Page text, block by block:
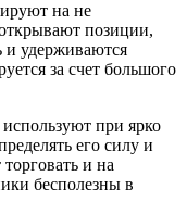
на не
позиции,
и удерживаются
за счет большого
при ярко
его силу и
и на
бесполезны в